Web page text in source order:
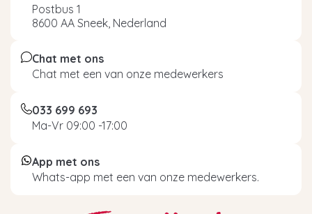
Postbus 1
8600 AA Sneek, Nederland
Chat met ons
Chat met een van onze medewerkers
033 699 693
Ma-Vr 09:00 -17:00
App met ons
Whats-app met een van onze medewerkers.